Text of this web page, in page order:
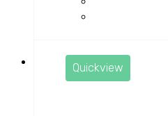
Quickview